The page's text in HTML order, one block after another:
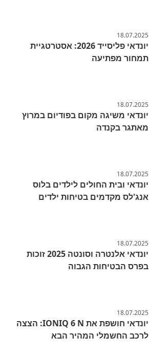
18.07.2025
יונדאי פליסייד 2026: אסטרטגיית
תמחור מפתיעה
18.07.2025
יונדאי משיגה מקום בפודיום במרוץ
מאתגר בקנדה
18.07.2025
יונדאי ובית החולים לילדים בלוס
אנג'לס מקדמים בטיחות ילדים
18.07.2025
יונדאי אלנטרה וסונטה 2025 זוכות
בפרס הבטיחות הגבוה
18.07.2025
יונדאי חושפת את IONIQ 6 N: הצצה
לרכב החשמלי המהיר הבא